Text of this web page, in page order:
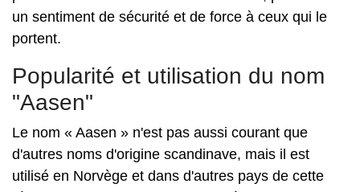
un sentiment de sécurité et de force à ceux qui le
portent.
Popularité et utilisation du nom
"Aasen"
Le nom « Aasen » n'est pas aussi courant que
d'autres noms d'origine scandinave, mais il est
utilisé en Norvège et dans d'autres pays de cette